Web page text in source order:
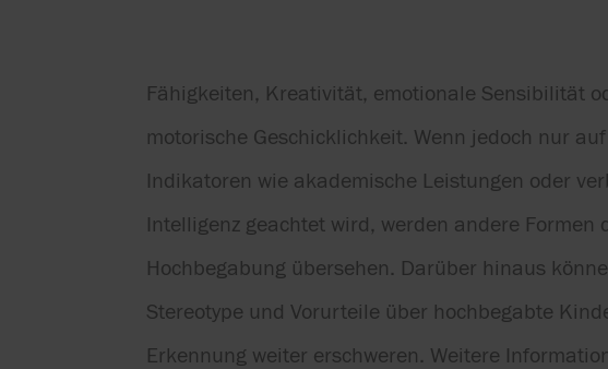
Fähigkeiten, Kreativität, emotionale Sensibilität
motorische Geschicklichkeit. Wenn jedoch nur
Indikatoren wie akademische Leistungen oder
Intelligenz geachtet wird, werden andere Formen
Hochbegabung übersehen. Darüber hinaus
Stereotype und Vorurteile über hochbegabte
Erkennung weiter erschweren. Weitere